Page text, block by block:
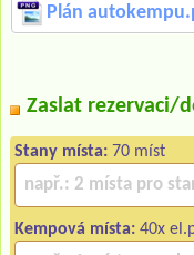
Plán
Zaslat rezervaci/
Stany místa: 70 míst
Kempová místa: 40x